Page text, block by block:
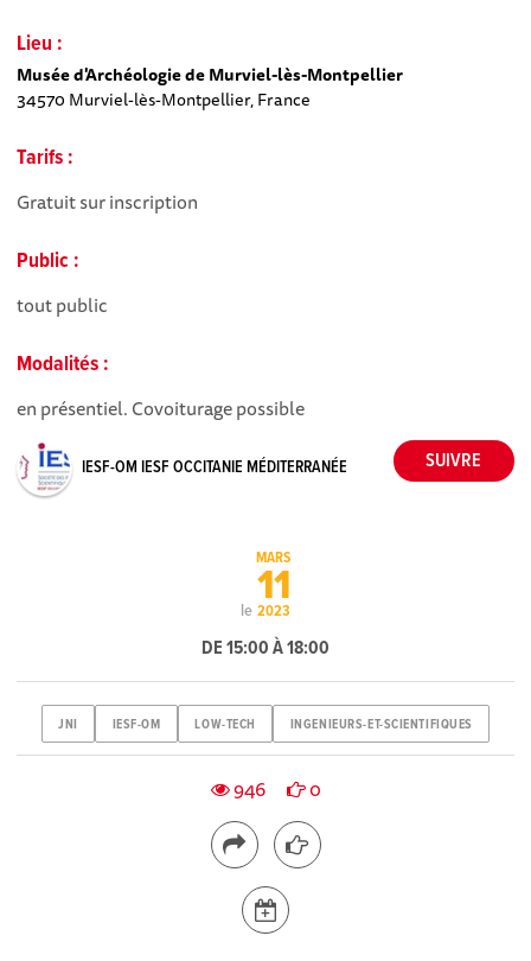
Lieu :
Musée d'Archéologie de Murviel-lès-Montpellier
34570 Murviel-lès-Montpellier, France
Tarifs :
Gratuit sur inscription
Public :
tout public
Modalités :
en présentiel. Covoiturage possible
IESF-OM IESF OCCITANIE MÉDITERRANÉE
le
MARS
11
2023
DE 15:00 À 18:00
JNI IESF-OM LOW-TECH INGENIEURS-ET-SCIENTIFIQUES
946 0